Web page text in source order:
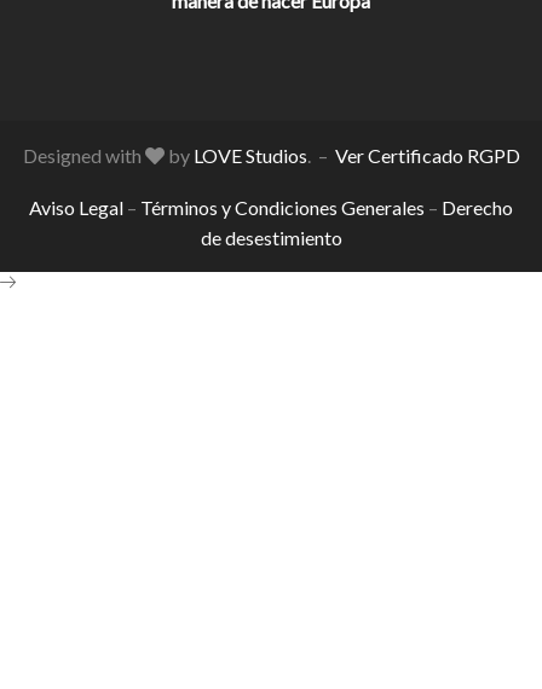
Designed with by LOVE Studios . – Ver Certificado RGPD
Aviso Legal – Términos y Condiciones Generales – Derecho
de desestimiento